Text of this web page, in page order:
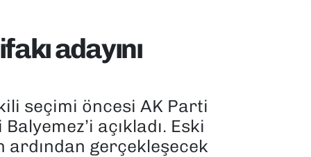
adayını
seçimi öncesi AK Parti
açıkladı. Eski
ardından gerçekleşecek